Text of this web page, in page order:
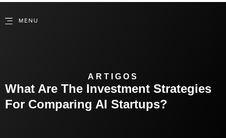
ARTIGOS
What Are The Investment Strategies
For Comparing AI Startups?